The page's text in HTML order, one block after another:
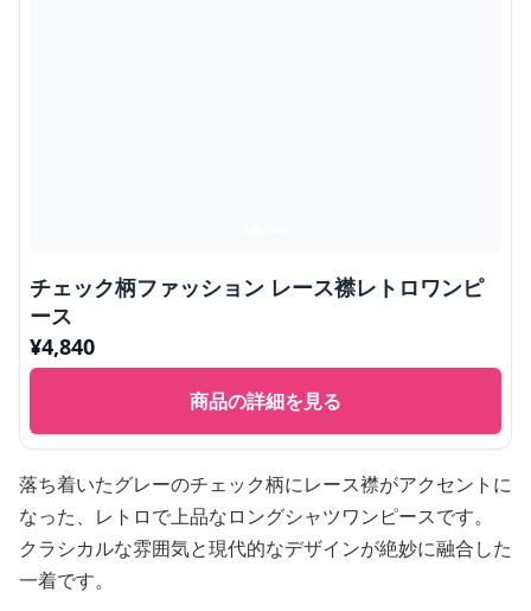
チェック柄ファッション レース襟レトロワンピ
ース
¥4,840
商品の詳細を見る
落ち着いたグレーのチェック柄にレース襟がアクセントに
なった、レトロで上品なロングシャツワンピースです。
クラシカルな雰囲気と現代的なデザインが絶妙に融合した
一着です。